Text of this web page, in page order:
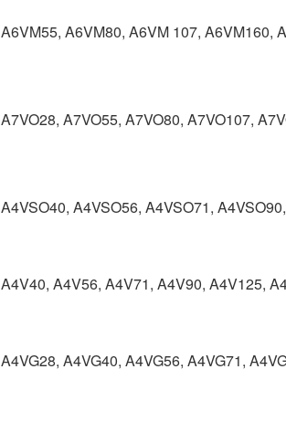
A6VM55, A6VM80, A6VM 107, A6VM160,
A7VO28, A7VO55, A7VO80, A7VO107,
A4VSO40, A4VSO56, A4VSO71,
A4V40, A4V56, A4V71, A4V90, A4V125,
A4VG28, A4VG40, A4VG56, A4VG71,